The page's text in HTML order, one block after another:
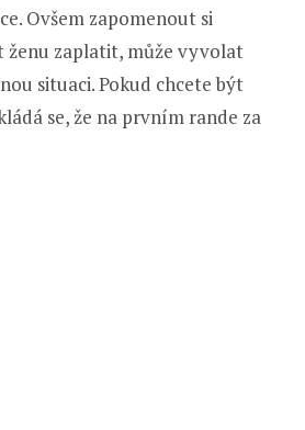
Ovšem zapomenout si
ženu zaplatit, může vyvolat
situaci. Pokud chcete být
se, že na prvním rande za